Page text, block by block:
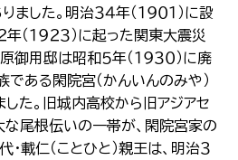
した。明治３４年（１９０１）に設
（１９２３）に起った関東大震災
御用邸は昭和５年（１９３０）に廃
である閑院宮（かんいんのみや）
た。旧城内高校から旧アジアセ
な尾根伝いの一帯が、閑院宮家の
載仁（ことひと）親王は、明治３